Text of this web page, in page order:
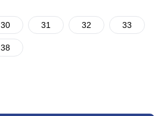
30 31 32 33
38